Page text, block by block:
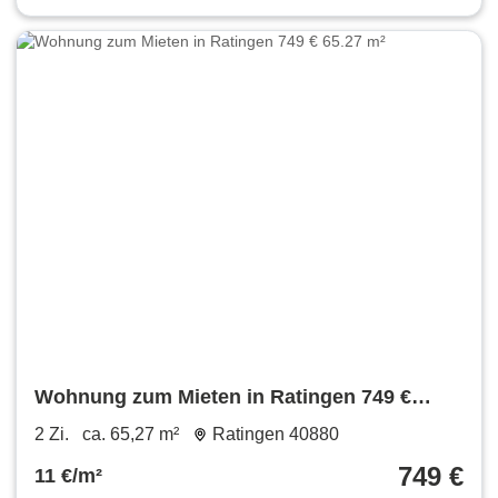
Wohnung zum Mieten in Ratingen 749 €
65.27 m²
2 Zi. ca. 65,27 m² Ratingen 40880
11 €/m² 749 €